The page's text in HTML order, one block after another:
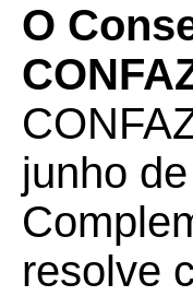
O
junho
resolve